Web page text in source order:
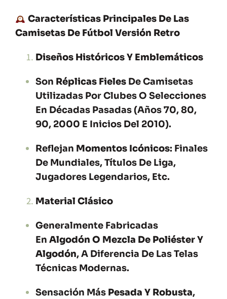
Características Principales De Las
Camisetas De Fútbol Versión Retro
Diseños Históricos Y Emblemáticos
Son Réplicas Fieles De Camisetas
Utilizadas Por Clubes O Selecciones
En Décadas Pasadas (años 70, 80,
90, 2000 E Inicios Del 2010).
Reflejan Momentos Icónicos: Finales
De Mundiales, Títulos De Liga,
Jugadores Legendarios, Etc.
Material Clásico
Generalmente Fabricadas
En Algodón O Mezcla De Poliéster Y
Algodón, A Diferencia De Las Telas
Técnicas Modernas.
Sensación Más Pesada Y Robusta,